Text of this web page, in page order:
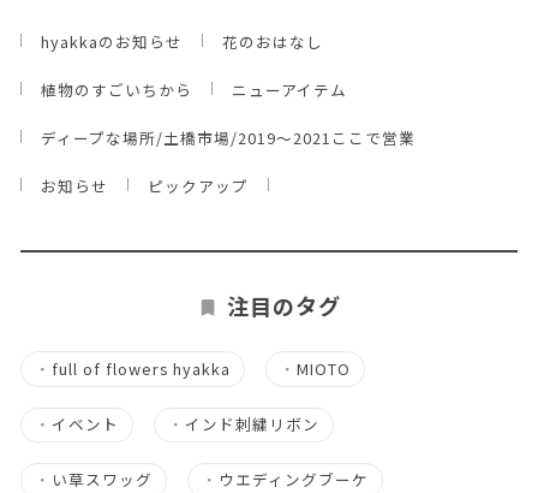
hyakkaのお知らせ 花のおはなし
植物のすごいちから ニューアイテム
ディープな場所/土橋市場/2019～2021ここで営業
お知らせ ピックアップ
注目のタグ
・ full of flowers hyakka ・MIOTO
・ イベント ・ インド刺繍リボン
・ い草スワッグ ・ ウエディングブーケ